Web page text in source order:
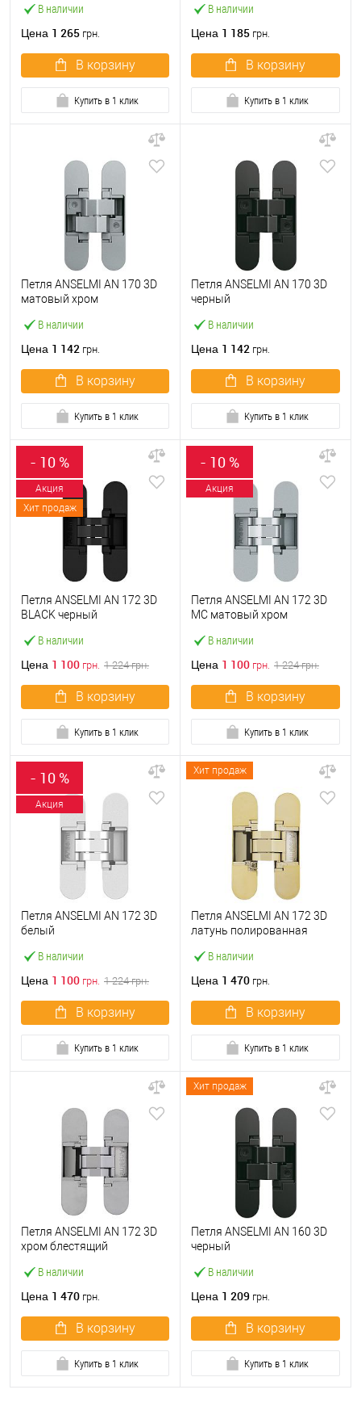
В наличии
Цена 1 265 грн.
В корзину
Купить в 1 клик
В наличии
Цена 1 185 грн.
В корзину
Купить в 1 клик
В наличии
Петля ANSELMI AN 170 3D
матовый хром
Цена 1 142 грн.
В корзину
Купить в 1 клик
В наличии
Петля ANSELMI AN 170 3D
черный
Цена 1 142 грн.
В корзину
Купить в 1 клик
- 10 %
Акция
Хит продаж
В наличии
Петля ANSELMI AN 172 3D
BLACK черный
Цена 1 100 грн. 1 224грн.
В корзину
Купить в 1 клик
- 10 %
Акция
В наличии
Петля ANSELMI AN 172 3D
MC матовый хром
Цена 1 100 грн. 1 224грн.
В корзину
Купить в 1 клик
- 10 %
Акция
В наличии
Петля ANSELMI AN 172 3D
белый
Цена 1 100 грн. 1 224грн.
В корзину
Купить в 1 клик
Хит продаж
В наличии
Петля ANSELMI AN 172 3D
латунь полированная
Цена 1 470 грн.
В корзину
Купить в 1 клик
В наличии
Петля ANSELMI AN 172 3D
хром блестящий
Цена 1 470 грн.
В корзину
Купить в 1 клик
Хит продаж
В наличии
Петля ANSELMI AN 160 3D
черный
Цена 1 209 грн.
В корзину
Купить в 1 клик